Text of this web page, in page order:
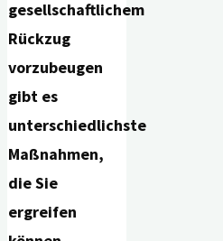
gesellschaftlichem
Rückzug
vorzubeugen
gibt es
unterschiedlichste
Maßnahmen,
die Sie
ergreifen